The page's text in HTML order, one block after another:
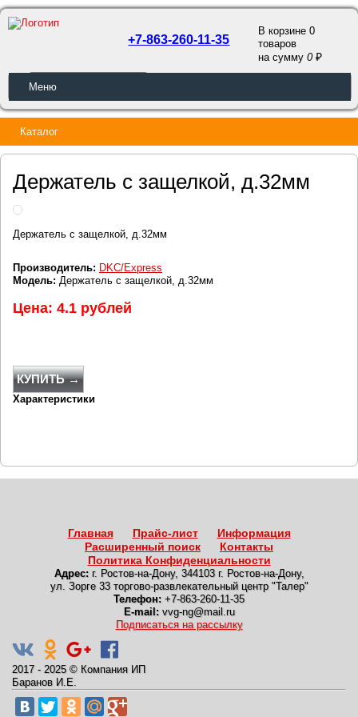
ОБРАТНЫЙ ЗВОНОК
+7-863-260-11-35
В корзине 0
товаров
на сумму0
Меню
Каталог
Держатель с защелкой, д.32мм
Держатель с защелкой, д.32мм
Производитель: DKC/Express
Модель: Держатель с защелкой, д.32мм
Цена: 4.1 рублей
КУПИТЬ →
Характеристики
Главная Прайс-лист
Информация
Расширенный поиск
Контакты
Политика Конфиденциальности
Адрес: г. Ростов-на-Дону, 344103 г. Ростов-на-Дону,
ул. Зорге 33 торгово-развлекательный центр "Талер"
Телефон: +7-863-260-11-35
E-mail: vvg-ng@mail.ru
Подписаться на рассылку
2017 - 2025 © Компания ИП
Баранов И.Е.